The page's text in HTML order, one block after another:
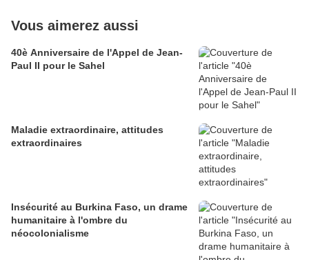
Vous aimerez aussi
40è Anniversaire de l'Appel de Jean-
Paul II pour le Sahel
Maladie extraordinaire, attitudes
extraordinaires
Insécurité au Burkina Faso, un drame
humanitaire à l'ombre du
néocolonialisme